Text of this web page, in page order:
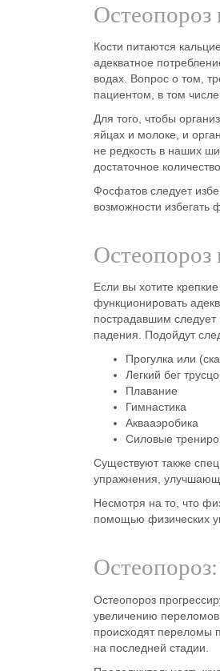
Остеопороз
Кости питаются
адекватное
водах. Вопрос о том,
пациентом, в том
Для того, чтобы
яйцах и молоке, и
не редкость в наших
достаточное
Фосфатов следует
возможности избегать
Остеопороз
Если вы хотите
функционировать
пострадавшим
падения. Подойдут
Прогулка или
Легкий бег
Плавание
Гимнастика
Аквааэробика
Силовые
Существуют также
упражнения,
Несмотря на то, что
помощью физических
Остеопороз
увеличению переломов
происходят переломы
на последней стадии.